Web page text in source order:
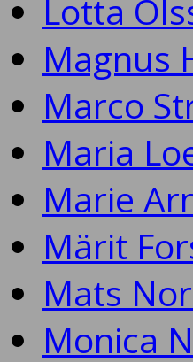
Lotta
Magnus
Marco
Maria
Marie
Märit
Mats
Monica